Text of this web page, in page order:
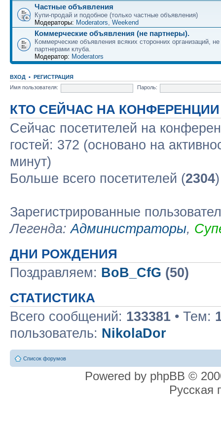
Частные объявления
Купи-продай и подобное (только частные объявления)
Модераторы: Moderators Weekend
Коммерческие объявления (не партнеры).
Коммерческие объявления всяких сторонних организаций,
партнерами клуба.
Модератор: Moderators
ВХОД • РЕГИСТРАЦИЯ
Имя пользователя:
Пароль:
КТО СЕЙЧАС НА КОНФЕРЕНЦИИ
Сейчас посетителей на
гостей: 372 (основано на
минут)
Больше всего посетителей (2304
Зарегистрированные
Легенда:Администраторы,
ДНИ РОЖДЕНИЯ
Поздравляем: BoB_CfG (50)
СТАТИСТИКА
Всего сообщений: 133381 • Тем:
пользователь: NikolaDor
Список форумов
Powered by phpBB ©
Русская